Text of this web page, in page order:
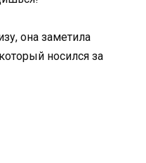
она заметила
носился за